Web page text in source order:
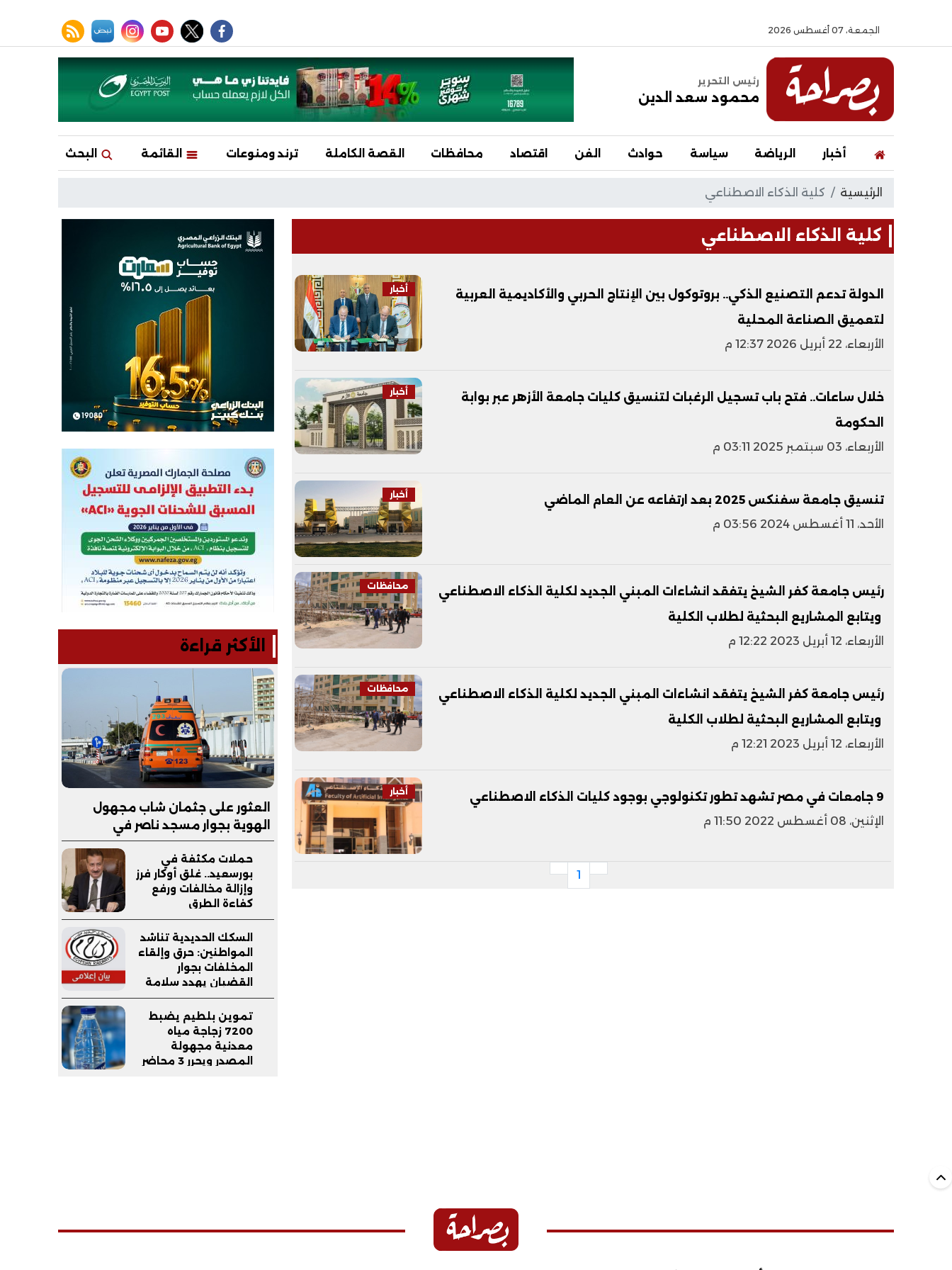
الجمعة، 07 أغسطس 2026
facebook
twitter
youtube
instagram
نبض rss feed
رئيس التحرير
محمود سعد الدين
أخبار الرياضة سياسة حوادث الفن اقتصاد محافظات القصة الكاملة ترند ومنوعات القائمة البحث
الرئيسية كلية الذكاء الاصطناعي
كلية الذكاء الاصطناعي
أخبار
الدولة تدعم التصنيع الذكي.. بروتوكول بين الإنتاج الحربي والأكاديمية العربية
لتعميق الصناعة المحلية
الأربعاء، 22 أبريل 2026 12:37 م
أخبار
خلال ساعات.. فتح باب تسجيل الرغبات لتنسيق كليات جامعة الأزهر عبر بوابة
الحكومة
الأربعاء، 03 سبتمبر 2025 03:11 م
أخبار
تنسيق جامعة سفنكس 2025 بعد ارتفاعه عن العام الماضي
الأحد، 11 أغسطس 2024 03:56 م
محافظات
رئيس جامعة كفر الشيخ يتفقد انشاءات المبني الجديد لكلية الذكاء الاصطناعي
ويتابع المشاريع البحثية لطلاب الكلية
الأربعاء، 12 أبريل 2023 12:22 م
محافظات
رئيس جامعة كفر الشيخ يتفقد انشاءات المبني الجديد لكلية الذكاء الاصطناعي
ويتابع المشاريع البحثية لطلاب الكلية
الأربعاء، 12 أبريل 2023 12:21 م
أخبار
9 جامعات في مصر تشهد تطور تكنولوجي بوجود كليات الذكاء الاصطناعي
الإثنين، 08 أغسطس 2022 11:50 م
1
الأكثر قراءة
العثور على جثمان شاب مجهول
الهوية بجوار مسجد ناصر في
سنورس.. والتحقيقات تكشف
ملابسات الواقعة
حملات مكثفة في
بورسعيد.. غلق أوكار فرز
وإزالة مخالفات ورفع
كفاءة الطرق
السكك الحديدية تناشد
المواطنين: حرق وإلقاء
المخلفات بجوار
القضبان يهدد سلامة
القطارات والركاب
تموين بلطيم يضبط
7200 زجاجة مياه
معدنية مجهولة
المصدر ويحرر 3 محاضر